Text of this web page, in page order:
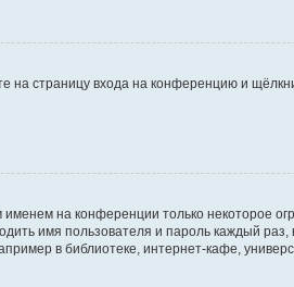
на страницу входа на конференцию и
именем на конференции только некоторое
имя пользователя и пароль каждый
в библиотеке, интернет-кафе,